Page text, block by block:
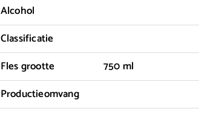
Alcohol
Classificatie
Fles grootte
750 ml
Productieomvang